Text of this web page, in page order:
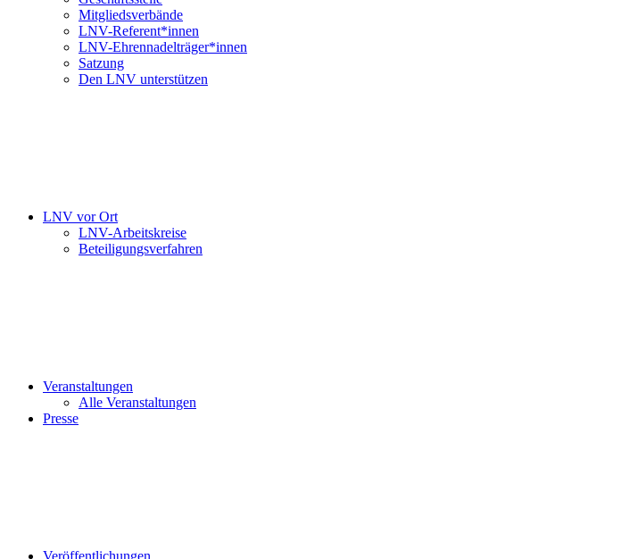
Mitgliedsverbände
LNV-Referent*innen
LNV-Ehrennadelträger*innen
Satzung
Den LNV unterstützen
LNV vor Ort
LNV-Arbeitskreise
Beteiligungsverfahren
Veranstaltungen
Alle Veranstaltungen
Presse
Veröffentlichungen